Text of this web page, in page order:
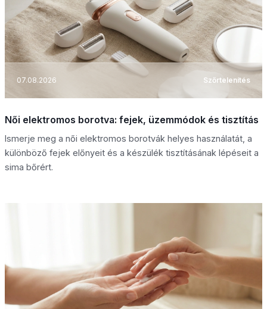
07.08.2026 Szőrtelenítés
Női elektromos borotva: fejek, üzemmódok és tisztítás
Ismerje meg a női elektromos borotvák helyes használatát, a
különböző fejek előnyeit és a készülék tisztításának lépéseit a
sima bőrért.